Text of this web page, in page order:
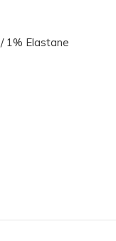
1% Elastane